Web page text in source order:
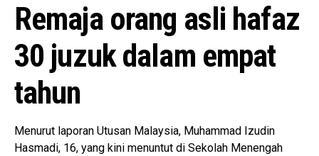
Remaja orang asli hafaz
30 juzuk dalam empat
tahun
Menurut laporan Utusan Malaysia, Muhammad Izudin
Hasmadi, 16, yang kini menuntut di Sekolah Menengah